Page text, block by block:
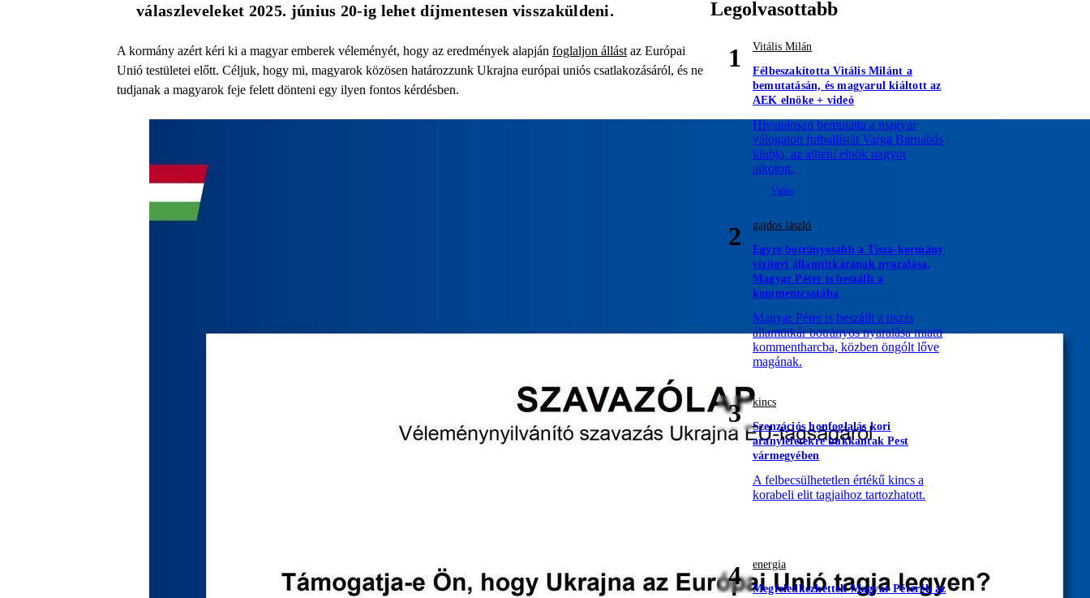
válaszleveleket 2025. június 20-ig lehet díjmentesen visszaküldeni.
A kormány azért kéri ki a magyar emberek véleményét, hogy az eredmények alapján foglaljon állást az Európai
Unió testületei előtt. Céljuk, hogy mi, magyarok közösen határozzunk Ukrajna európai uniós csatlakozásáról, és ne
tudjanak a magyarok feje felett dönteni egy ilyen fontos kérdésben.
Legolvasottabb
1
Vitális Milán
Félbeszakította Vitális Milánt a
bemutatásán, és magyarul kiáltott az
AEK elnöke + videó
Hivatalosan bemutatta a magyar
válogatott futballistát Varga Barnabás
klubja, az athéni elnök nagyot
alkotott.
2
gajdos lászló
Egyre botrányosabb a Tisza-kormány
vízügyi államtitkárának nyaralása,
Magyar Péter is beszállt a
kommentcsatába
Magyar Péter is beszállt a tiszás
államtitkár botrányos nyaralása miatti
kommentharcba, közben öngólt lőve
magának.
3
kincs
Szenzációs honfoglalás kori
aranyleletekre bukkantak Pest
vármegyében
A felbecsülhetetlen értékű kincs a
korabeli elit tagjaihoz tartozhatott.
4
energia
Megfeledkezhettek Magyar Péterék az